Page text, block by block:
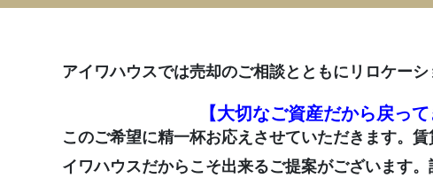
アイワハウスでは売却のご相談とともにリロケー
【大切なご資産だから戻っ
このご希望に精一杯お応えさせていただきます。
イワハウスだからこそ出来るご提案がございます